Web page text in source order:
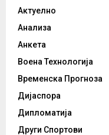
Актуелно
Анализа
Анкета
Воена Технологија
Временска Прогноза
Дијаспора
Дипломатија
Други Спортови